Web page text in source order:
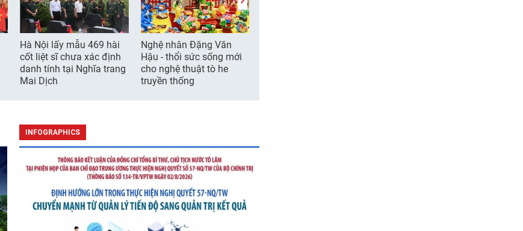
Hà Nội lấy mẫu 469 hài
cốt liệt sĩ chưa xác định
danh tính tại Nghĩa trang
Mai Dịch
Nghệ nhân Đặng Văn
Hậu - thổi sức sống mới
cho nghệ thuật tò he
truyền thống
INFOGRAPHICS